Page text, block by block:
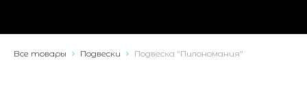
Все товары Подвески Подвеска "Пилономания"